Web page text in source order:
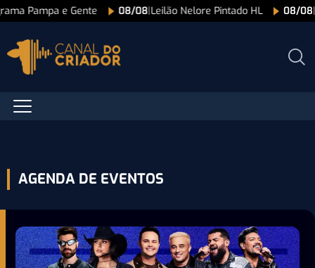
Pampa e Gente 08/08|Leilão Nelore Pintado HL 08/08
AGENDA DE EVENTOS